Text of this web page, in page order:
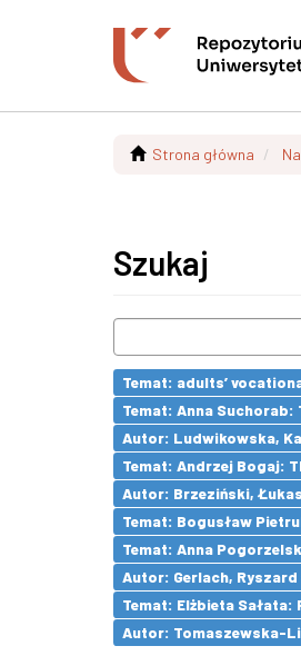
Strona główna
Szukaj
Temat: adults’
Temat: Anna
Autor: Ludwikowska,
Temat: Andrzej Bogaj:
Autor: Brzeziński,
Temat: Bogusław
Temat: Anna
Autor: Gerlach, Ryszard
Temat: Elżbieta
Autor: Tomaszewska-